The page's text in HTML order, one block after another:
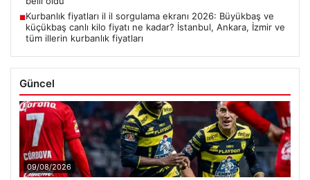
■Kurbanlık fiyatları il il sorgulama ekranı 2026: Büyükbaş ve
küçükbaş canlı kilo fiyatı ne kadar? İstanbul, Ankara, İzmir ve
tüm illerin kurbanlık fiyatları
Güncel
09/08/2026